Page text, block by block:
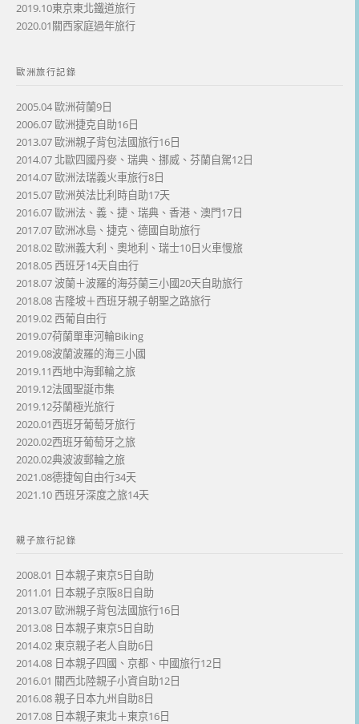
2019.10東京東北鐵道旅行
2020.01關西家庭過年旅行
歐洲旅行記錄
2005.04 歐洲荷蘭9日
2006.07 歐洲捷克自助16日
2013.07 歐洲親子背包法國旅行16日
2014.07 北歐四國丹麥、瑞典、挪威、芬蘭自駕12日
2014.07 歐洲法瑞義火車旅行8日
2015.07 歐洲英法比利時自助17天
2016.07 歐洲法、義、捷、瑞典、香港、澳門17日
2017.07 歐洲冰島、捷克、德國自助旅行
2018.02 歐洲義大利、奧地利、瑞士10日火車慢旅
2018.05 西班牙14天自由行
2018.07 波蘭＋波羅的海芬蘭三小國20天自助旅行
2018.08 吉隆坡＋西班牙親子朝聖之路旅行
2019.02 西葡自由行
2019.07荷蘭單車河輪Biking
2019.08波蘭波羅的海三小國
2019.11西地中海郵輪之旅
2019.12法國聖誕市集
2019.12芬蘭極光旅行
2020.01西班牙葡萄牙旅行
2020.02西班牙葡萄牙之旅
2020.02典波波郵輪之旅
2021.08德捷匈自由行34天
2021.10 西班牙深度之旅14天
親子旅行記錄
2008.01 日本親子東京5日自助
2011.01 日本親子京阪8日自助
2013.07 歐洲親子背包法國旅行16日
2013.08 日本親子東京5日自助
2014.02 東京親子老人自助6日
2014.08 日本親子四國、京都、中國旅行12日
2016.01 關西北陸親子小資自助12日
2016.08 親子日本九州自助8日
2017.08 日本親子東北＋東京16日